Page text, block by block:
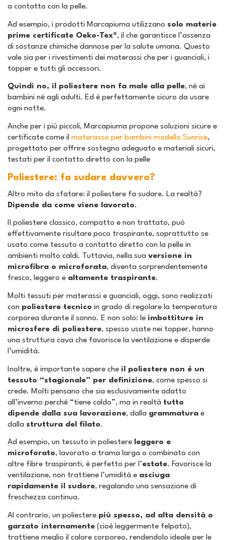
a contatto con la pelle.
Ad esempio, i prodotti Marcapiuma utilizzano solo materie
prime certificate Oeko-Tex®, il che garantisce l’assenza
di sostanze chimiche dannose per la salute umana. Questo
vale sia per i rivestimenti dei materassi che per i guanciali, i
topper e tutti gli accessori.
Quindi no, il poliestere non fa male alla pelle, né ai
bambini né agli adulti. Ed è perfettamente sicuro da usare
ogni notte.
Anche per i più piccoli, Marcapiuma propone soluzioni sicure e
certificate come il materasso per bambini modello Sunrise,
progettato per offrire sostegno adeguato e materiali sicuri,
testati per il contatto diretto con la pelle
Poliestere: fa sudare davvero?
Altro mito da sfatare: il poliestere fa sudare. La realtà?
Dipende da come viene lavorato.
Il poliestere classico, compatto e non trattato, può
effettivamente risultare poco traspirante, soprattutto se
usato come tessuto a contatto diretto con la pelle in
ambienti molto caldi. Tuttavia, nella sua versione in
microfibra o microforata, diventa sorprendentemente
fresco, leggero e altamente traspirante.
Molti tessuti per materassi e guanciali, oggi, sono realizzati
con poliestere tecnico in grado di regolare la temperatura
corporea durante il sonno. E non solo: le imbottiture in
microsfere di poliestere, spesso usate nei topper, hanno
una struttura cava che favorisce la ventilazione e disperde
l’umidità.
Inoltre, è importante sapere che il poliestere non è un
tessuto “stagionale” per definizione, come spesso si
crede. Molti pensano che sia esclusivamente adatto
all’inverno perché “tiene caldo”, ma in realtà tutto
dipende dalla sua lavorazione, dalla grammatura e
dalla struttura del filato.
Ad esempio, un tessuto in poliestere leggero e
microforato, lavorato a trama larga o combinato con
altre fibre traspiranti, è perfetto per l’estate. Favorisce la
ventilazione, non trattiene l’umidità e asciuga
rapidamente il sudore, regalando una sensazione di
freschezza continua.
Al contrario, un poliestere più spesso, ad alta densità o
garzato internamente (cioè leggermente felpato),
trattiene meglio il calore corporeo, rendendolo ideale per le